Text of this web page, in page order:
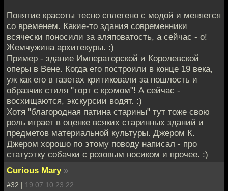
Понятие красоты тесно сплетено с модой и меняется
со временем. Какие-то здания современники
всячески поносили за аляповатость, а сейчас - о!
Жемчужина архитекуры. :)
Пример - здание Императорской и Королевской
оперы в Вене. Когда его построили в конце 19 века,
уж как его в газетах критиковали за пошлость и
образчик стиля "торт с крэмом"! А сейчас -
восхищаются, экскурсии водят. :)
Хотя "благородная патина старины" тут тоже свою
роль играет в оценке всяких старинных зданий и
предметов материальной культуры. Джером К.
Джером хорошо по этому поводу написал - про
статуэтку собачки с розовым носиком и прочее. :)
Curious Mary »
#32 | 19.07.10 23:22